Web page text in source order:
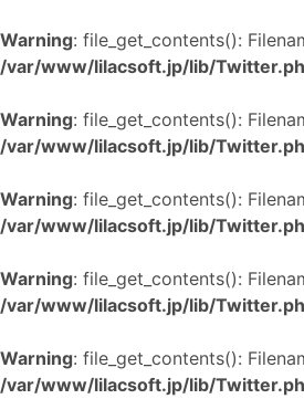
Warning: file_get_contents():
/var/www/lilacsoft.jp/lib/
Warning: file_get_contents():
/var/www/lilacsoft.jp/lib/
Warning: file_get_contents():
/var/www/lilacsoft.jp/lib/
Warning: file_get_contents():
/var/www/lilacsoft.jp/lib/
Warning: file_get_contents():
/var/www/lilacsoft.jp/lib/